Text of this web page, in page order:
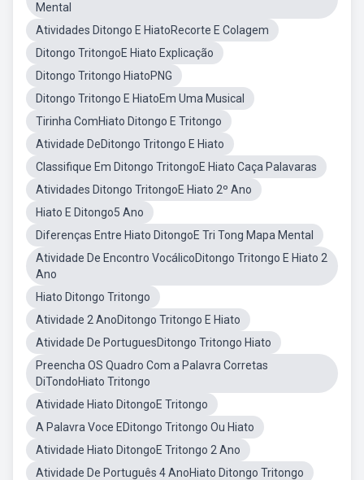
Mental
Atividades Ditongo E HiatoRecorte E Colagem
Ditongo TritongoE Hiato Explicação
Ditongo Tritongo HiatoPNG
Ditongo Tritongo E HiatoEm Uma Musical
Tirinha ComHiato Ditongo E Tritongo
Atividade DeDitongo Tritongo E Hiato
Classifique Em Ditongo TritongoE Hiato Caça Palavaras
Atividades Ditongo TritongoE Hiato 2º Ano
Hiato E Ditongo5 Ano
Diferenças Entre Hiato DitongoE Tri Tong Mapa Mental
Atividade De Encontro VocálicoDitongo Tritongo E Hiato 2
Ano
Hiato Ditongo Tritongo
Atividade 2 AnoDitongo Tritongo E Hiato
Atividade De PortuguesDitongo Tritongo Hiato
Preencha OS Quadro Com a Palavra Corretas
DiTondoHiato Tritongo
Atividade Hiato DitongoE Tritongo
A Palavra Voce EDitongo Tritongo Ou Hiato
Atividade Hiato DitongoE Tritongo 2 Ano
Atividade De Português 4 AnoHiato Ditongo Tritongo